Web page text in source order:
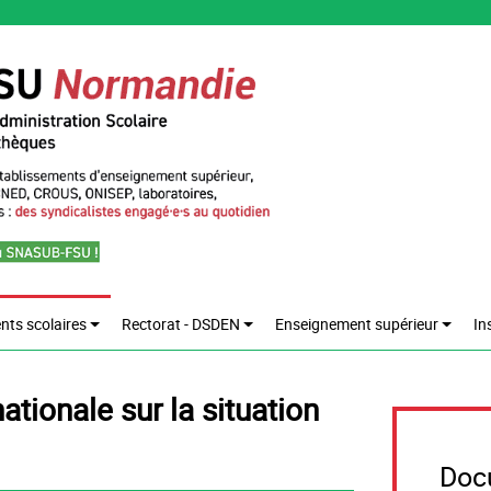
scolaires Rectorat - DSDEN Enseignement supérieur